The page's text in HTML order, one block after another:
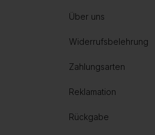
Über uns
Widerrufsbelehrung
Zahlungsarten
Reklamation
Rückgabe